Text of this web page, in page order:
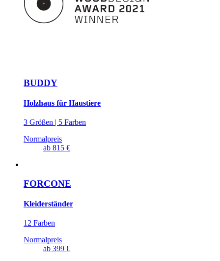
BUDDY
Holzhaus für Haustiere
3 Größen | 5 Farben
Normalpreis
ab 815 €
FORCONE
Kleiderständer
12 Farben
Normalpreis
ab 399 €